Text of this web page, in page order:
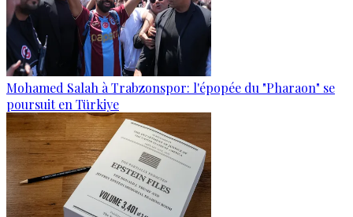
Mohamed Salah à Trabzonspor: l'épopée du "Pharaon" se
poursuit en Türkiye